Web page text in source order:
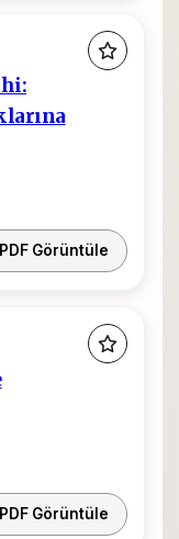
PDF Görüntüle
PDF Görüntüle